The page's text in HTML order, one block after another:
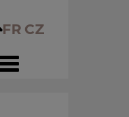
Toggle
navigation
FR CZ